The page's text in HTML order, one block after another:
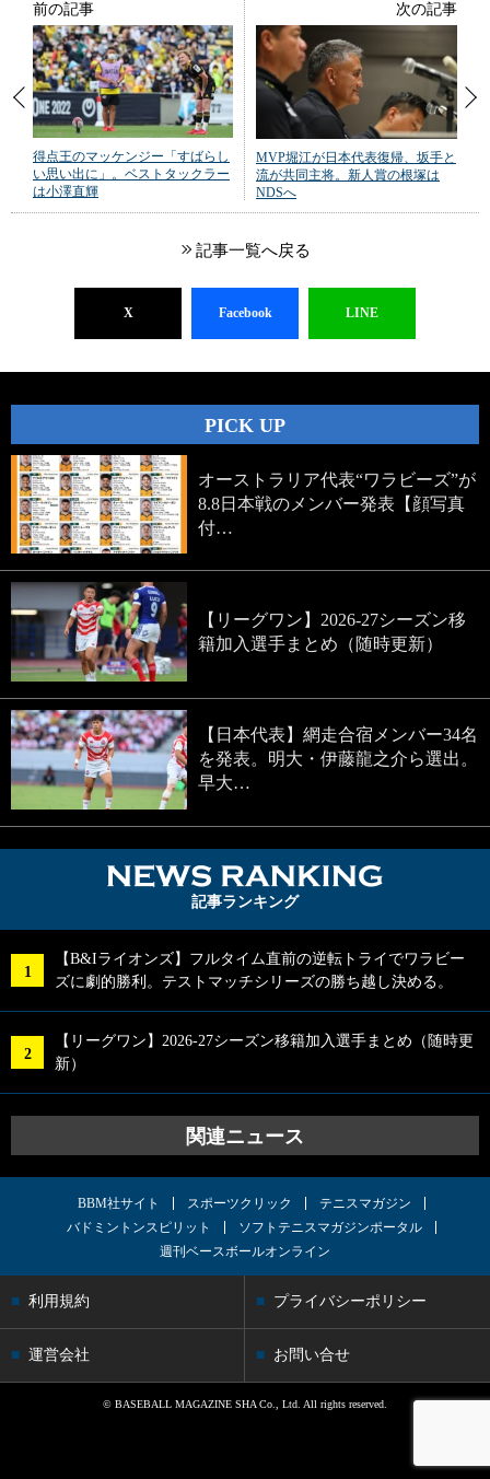
前の記事
得点王のマッケンジー「すばらし
い思い出に」。ベストタックラー
は小澤直輝
次の記事
MVP堀江が日本代表復帰、坂手と
流が共同主将。新人賞の根塚は
NDSへ
記事一覧へ戻る
X Facebook LINE
PICK UP
オーストラリア代表“ワラビーズ”が
8.8日本戦のメンバー発表【顔写真
付…
【リーグワン】2026-27シーズン移
籍加入選手まとめ（随時更新）
【日本代表】網走合宿メンバー34名
を発表。明大・伊藤龍之介ら選出。
早大…
記事ランキング
【B&Iライオンズ】フルタイム直前の逆転トライでワラビー
ズに劇的勝利。テストマッチシリーズの勝ち越し決める。
【リーグワン】2026-27シーズン移籍加入選手まとめ（随時更
新）
関連ニュース
BBM社サイト スポーツクリック
テニスマガジン
バドミントンスピリット
ソフトテニスマガジンポータル
週刊ベースボールオンライン
利用規約 プライバシーポリシー
運営会社 お問い合せ
© BASEBALL MAGAZINE SHA Co., Ltd. All rights reserved.